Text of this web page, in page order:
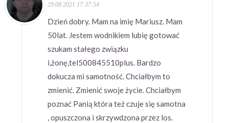
29.08.2021 17:37:54
Dzień dobry. Mam na imię Mariusz. Mam
50lat. Jestem wodnikiem lubię gotować
szukam stałego związku
i,żonę,tel500845510plus. Bardzo
dokucza mi samotność. Chciałbym to
zmienić. Zmienić swoje życie. Chciałbym
poznać Panią która też czuje się samotna
, opuszczona i skrzywdzona przez los.